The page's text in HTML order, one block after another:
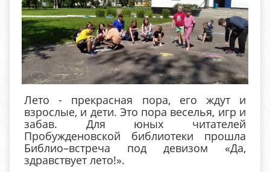
Лето - прекрасная пора, его ждут и
взрослые, и дети. Это пора веселья, игр и
забав. Для юных читателей
Пробужденовской библиотеки прошла
Библио–встреча под девизом «Да,
здравствует лето!».